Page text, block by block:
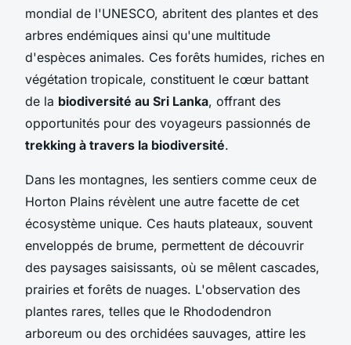
mondial de l'UNESCO, abritent des plantes et des
arbres endémiques ainsi qu'une multitude
d'espèces animales. Ces forêts humides, riches en
végétation tropicale, constituent le cœur battant
de la biodiversité au Sri Lanka, offrant des
opportunités pour des voyageurs passionnés de
trekking à travers la biodiversité.
Dans les montagnes, les sentiers comme ceux de
Horton Plains révèlent une autre facette de cet
écosystème unique. Ces hauts plateaux, souvent
enveloppés de brume, permettent de découvrir
des paysages saisissants, où se mêlent cascades,
prairies et forêts de nuages. L'observation des
plantes rares, telles que le Rhododendron
arboreum ou des orchidées sauvages, attire les